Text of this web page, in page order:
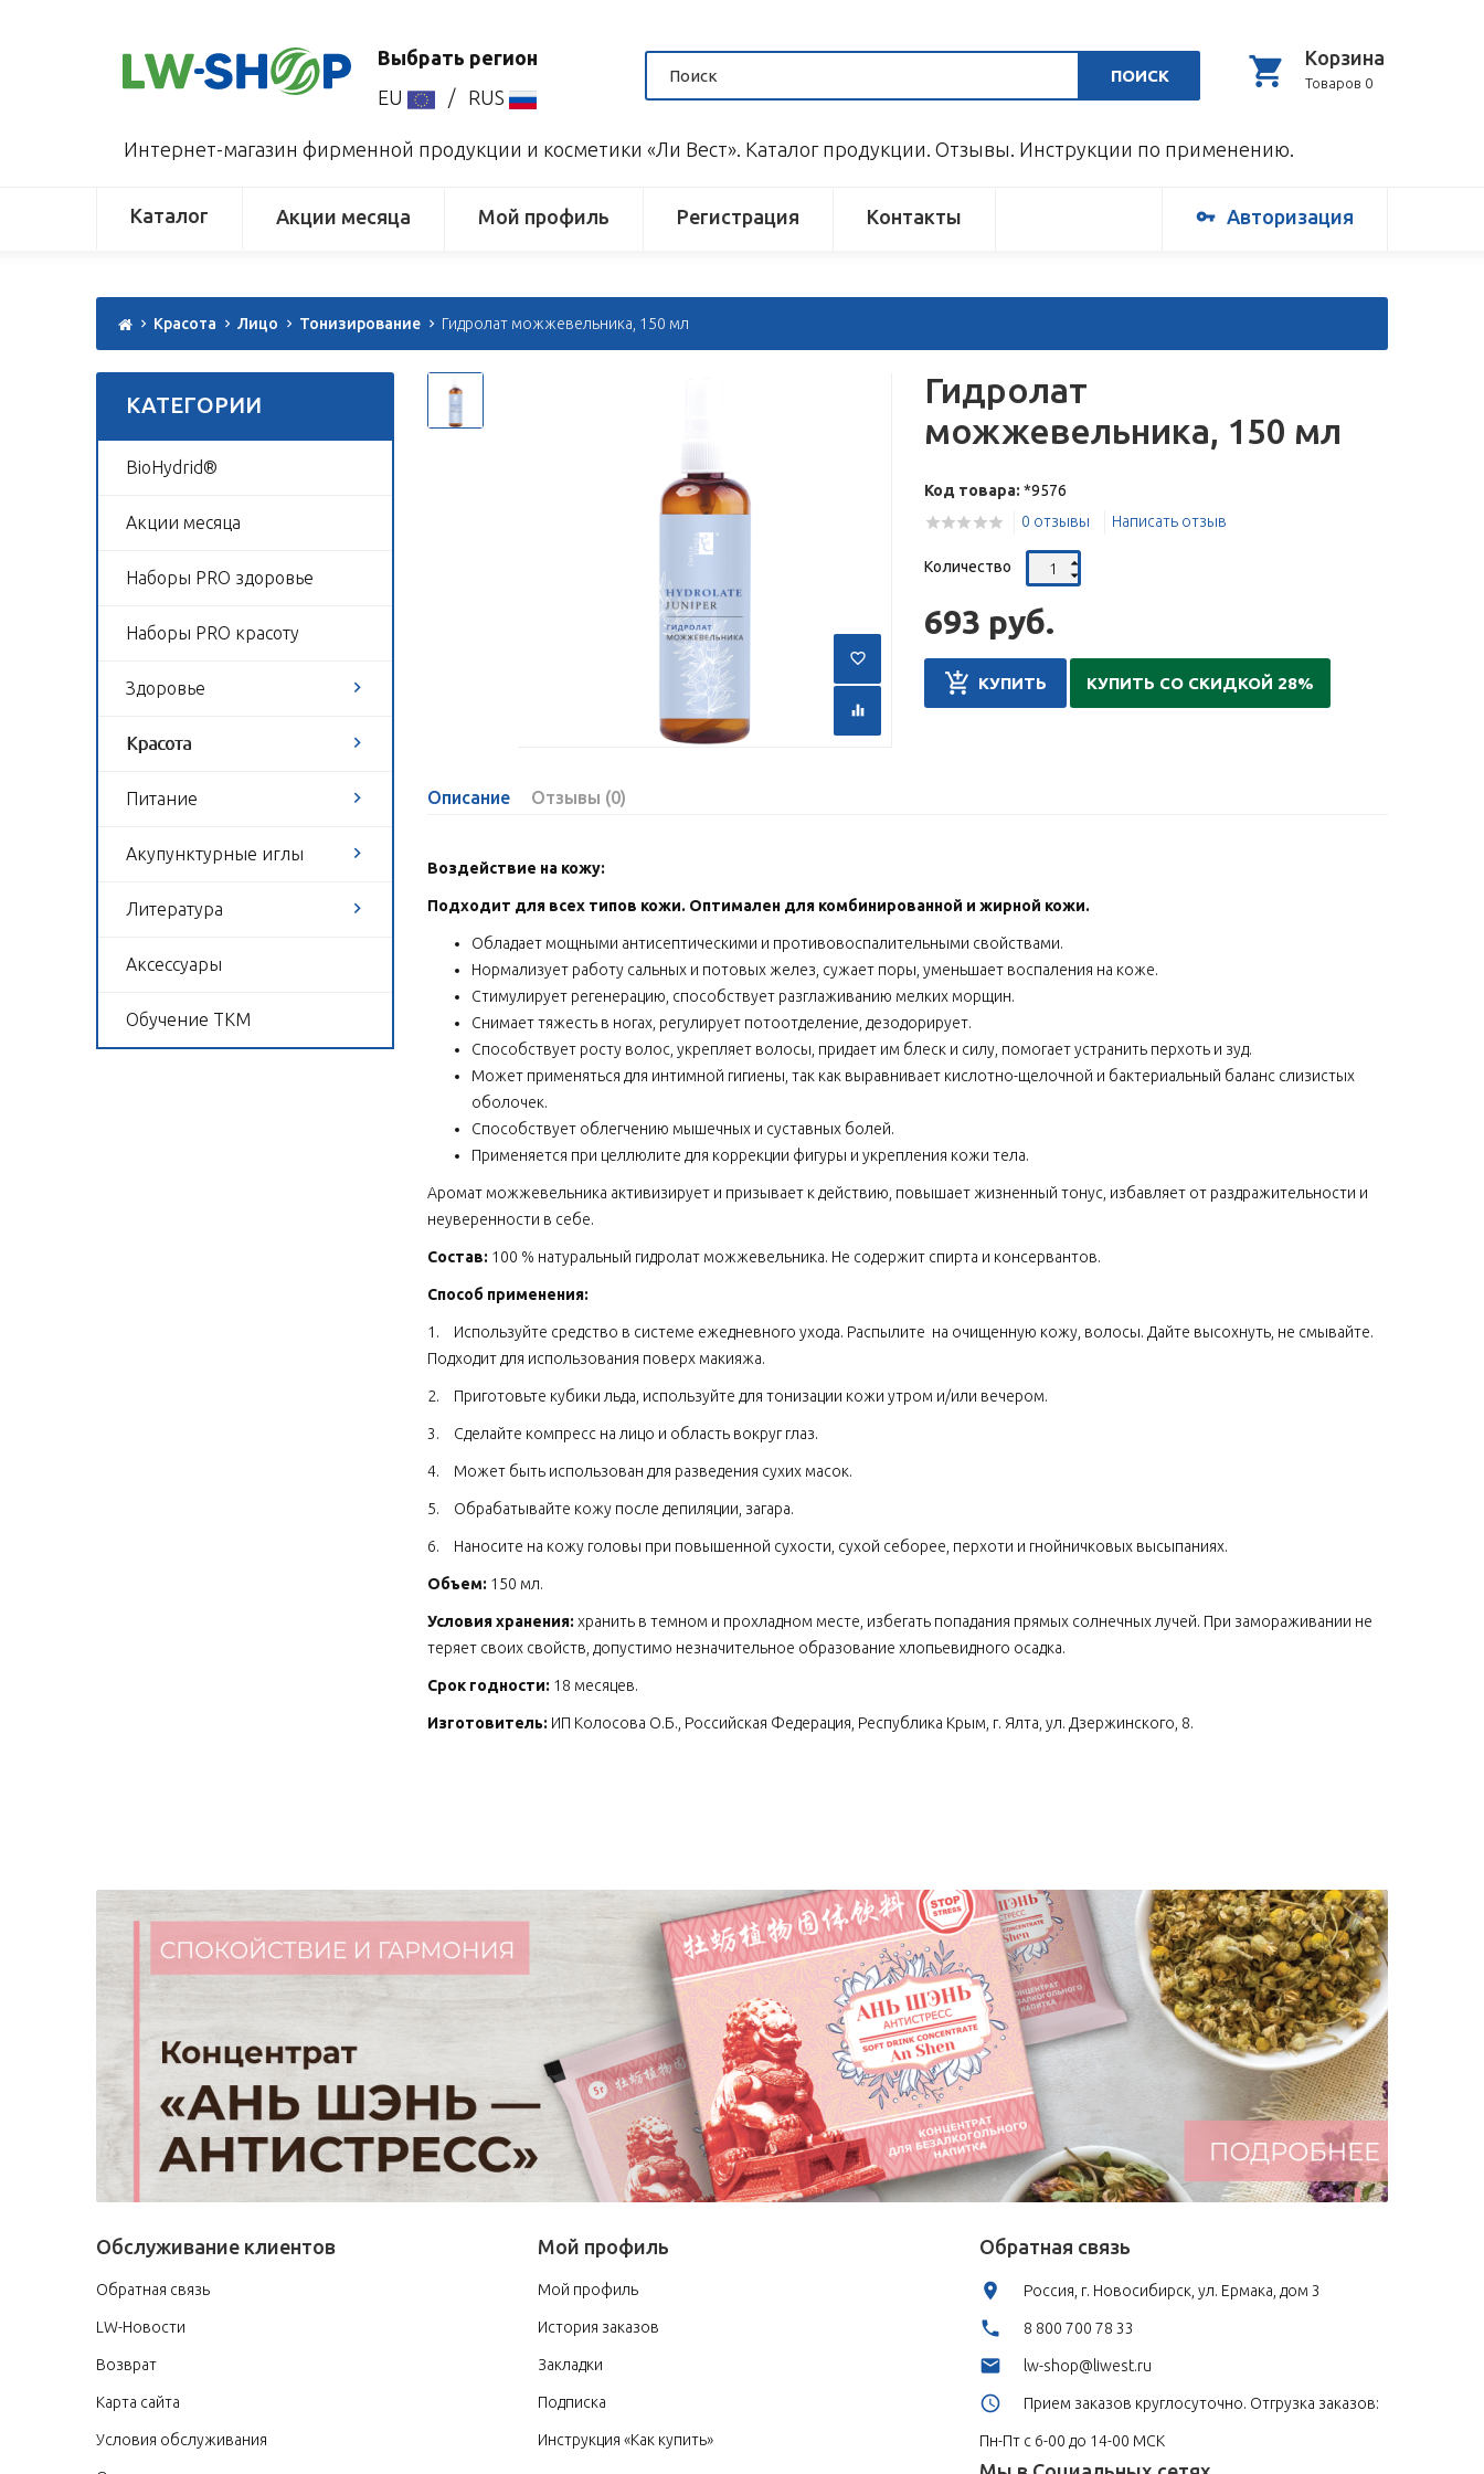
Корзина
Товаров 0
ПОИСК
Выбрать регион
EU
/ RUS
Интернет-магазин фирменной продукции и косметики «Ли Вест». Каталог продукции. Отзывы. Инструкции по применению.
Каталог Акции месяца Мой профиль Регистрация Контакты Авторизация
Красота Лицо Тонизирование Гидролат можжевельника, 150 мл
КАТЕГОРИИ
BioHydrid®
Акции месяца
Наборы PRO здоровье
Наборы PRO красоту
Здоровье
Красота
Питание
Акупунктурные иглы
Литература
Аксессуары
Обучение ТКМ
Гидролат
можжевельника, 150 мл
Код товара: *9576
0 отзывы
Написать отзыв
Количество
693 руб.
КУПИТЬ КУПИТЬ СО СКИДКОЙ 28%
Описание Отзывы (0)
Воздействие на кожу:
Подходит для всех типов кожи. Оптимален для комбинированной и жирной кожи.
Обладает мощными антисептическими и противовоспалительными свойствами.
Нормализует работу сальных и потовых желез, сужает поры, уменьшает воспаления на коже.
Стимулирует регенерацию, способствует разглаживанию мелких морщин.
Снимает тяжесть в ногах, регулирует потоотделение, дезодорирует.
Способствует росту волос, укрепляет волосы, придает им блеск и силу, помогает устранить перхоть и зуд.
Может применяться для интимной гигиены, так как выравнивает кислотно-щелочной и бактериальный баланс слизистых
оболочек.
Способствует облегчению мышечных и суставных болей.
Применяется при целлюлите для коррекции фигуры и укрепления кожи тела.
Аромат можжевельника активизирует и призывает к действию, повышает жизненный тонус, избавляет от раздражительности и
неуверенности в себе.
Состав: 100 % натуральный гидролат можжевельника. Не содержит спирта и консервантов.
Способ применения:
1.
Используйте средство в системе ежедневного ухода. Распылите на очищенную кожу, волосы. Дайте высохнуть, не смывайте.
Подходит для использования поверх макияжа.
2. Приготовьте кубики льда, используйте для тонизации кожи утром и/или вечером.
3. Сделайте компресс на лицо и область вокруг глаз.
4. Может быть использован для разведения сухих масок.
5. Обрабатывайте кожу после депиляции, загара.
6. Наносите на кожу головы при повышенной сухости, сухой себорее, перхоти и гнойничковых высыпаниях.
Объем: 150 мл.
Условия хранения: хранить в темном и прохладном месте, избегать попадания прямых солнечных лучей. При замораживании не
теряет своих свойств, допустимо незначительное образование хлопьевидного осадка.
Срок годности: 18 месяцев.
Изготовитель: ИП Колосова О.Б., Российская Федерация, Республика Крым, г. Ялта, ул. Дзержинского, 8.
Обслуживание клиентов
Обратная связь
LW-Новости
Возврат
Карта сайта
Условия обслуживания
Мой профиль
Мой профиль
История заказов
Закладки
Подписка
Инструкция «Как купить»
Обратная связь
Россия, г. Новосибирск, ул. Ермака, дом 3
8 800 700 78 33
lw-shop@liwest.ru
Прием заказов круглосуточно. Отгрузка заказов:
Пн-Пт с 6-00 до 14-00 МСК